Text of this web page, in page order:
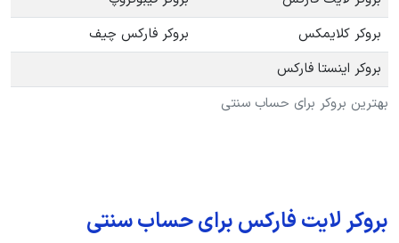
بهترین بروکر برای حساب سنتی
بروکر کلایمکس
بروکر فارکس چیف
بروکر اینستا فارکس
بروکر لایت فارکس برای حساب سنتی